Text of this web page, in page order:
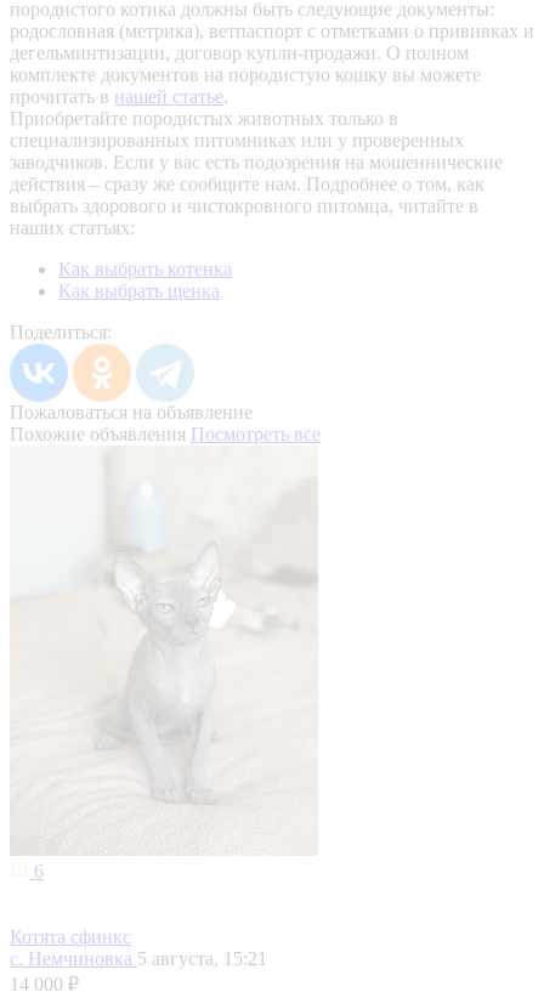
породистого котика должны быть следующие документы:
родословная (метрика), ветпаспорт с отметками о прививках и
дегельминтизации, договор купли-продажи. О полном
комплекте документов на породистую кошку вы можете
прочитать в нашей статье.
Приобретайте породистых животных только в
специализированных питомниках или у проверенных
заводчиков. Если у вас есть подозрения на мошеннические
действия – сразу же сообщите нам. Подробнее о том, как
выбрать здорового и чистокровного питомца, читайте в
наших статьях:
Как выбрать котенка
Как выбрать щенка
Поделиться:
Пожаловаться на объявление
Похожие объявления Посмотреть все
6
Котята сфинкс
с. Немчиновка 5 августа, 15:21
14 000 ₽